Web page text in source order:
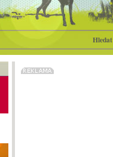
Hledat